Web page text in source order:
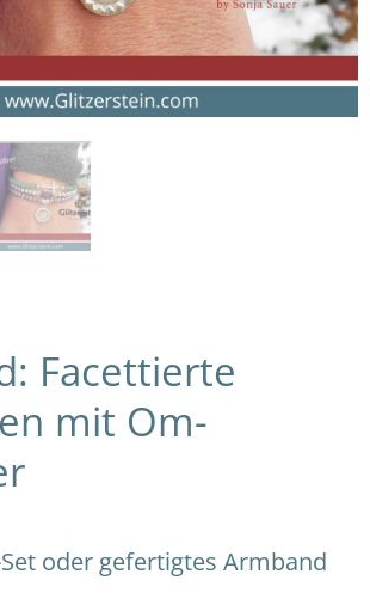
Facettierte
mit Om-
oder gefertigtes Armband